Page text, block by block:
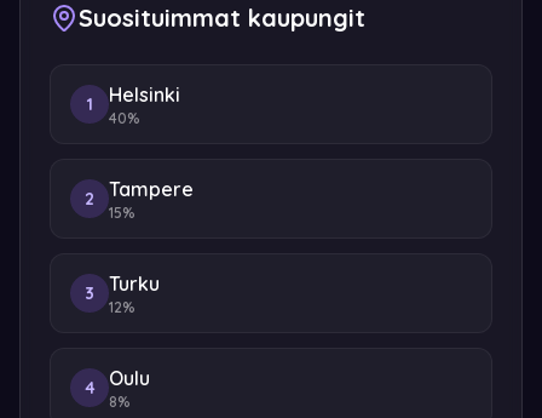
Suosituimmat kaupungit
1 Helsinki
40%
2 Tampere
15%
3 Turku
12%
4 Oulu
8%